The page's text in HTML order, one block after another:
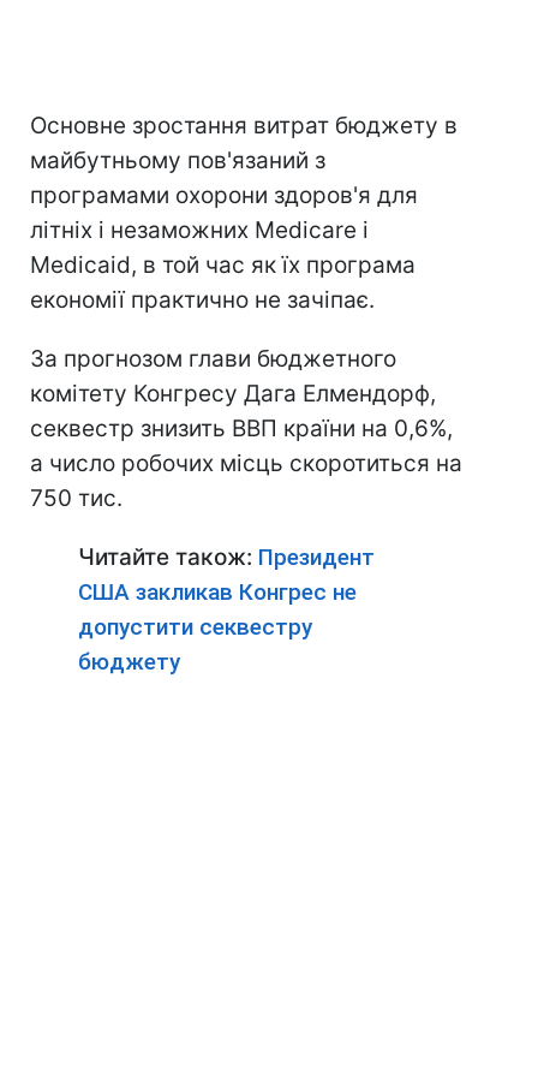
Основне зростання витрат бюджету в
майбутньому пов'язаний з
програмами охорони здоров'я для
літніх і незаможних Medicare і
Medicaid, в той час як їх програма
економії практично не зачіпає.
За прогнозом глави бюджетного
комітету Конгресу Дага Елмендорф,
секвестр знизить ВВП країни на 0,6%,
а число робочих місць скоротиться на
750 тис.
Читайте також: Президент
США закликав Конгрес не
допустити секвестру
бюджету